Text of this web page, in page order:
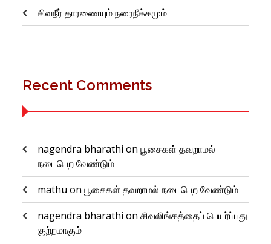
சிவநீர் தாரணையும் நரைநீக்கமும்
Recent Comments
nagendra bharathi on பூசைகள் தவறாமல்
நடைபெற வேண்டும்
mathu on பூசைகள் தவறாமல் நடைபெற வேண்டும்
nagendra bharathi on சிவலிங்கத்தைப் பெயர்ப்பது
குற்றமாகும்